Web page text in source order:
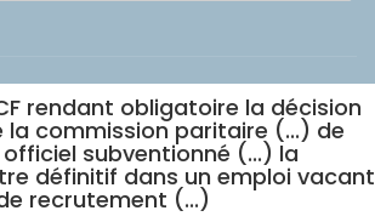
rendant obligatoire la décision
la commission paritaire (...) de
subventionné (...) la
définitif dans un emploi vacant
recrutement (...)